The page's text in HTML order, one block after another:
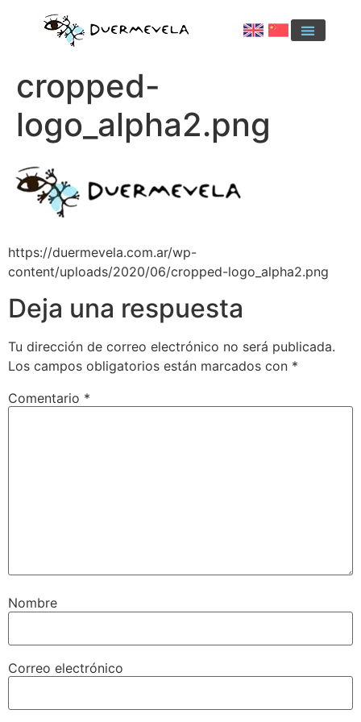
cropped-
logo_alpha2.png
https://duermevela.com.ar/wp-
content/uploads/2020/06/cropped-logo_alpha2.png
Deja una respuesta
Tu dirección de correo electrónico no será publicada.
Los campos obligatorios están marcados con *
Comentario *
Nombre
Correo electrónico